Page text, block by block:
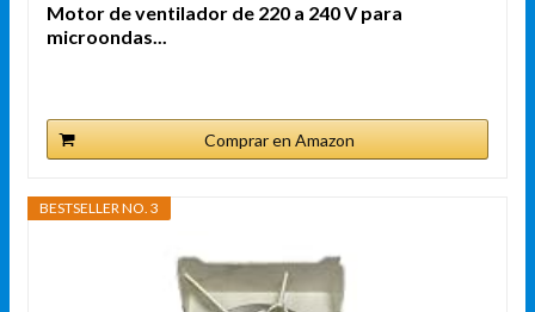
Motor de ventilador de 220 a 240 V para
microondas...
Comprar en Amazon
BESTSELLER NO. 3